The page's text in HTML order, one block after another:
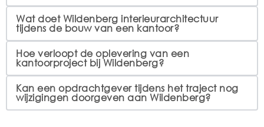
Wat doet Wildenberg interieurarchitectuur
tijdens de bouw van een kantoor?
Hoe verloopt de oplevering van een
kantoorproject bij Wildenberg?
Kan een opdrachtgever tijdens het traject nog
wijzigingen doorgeven aan Wildenberg?